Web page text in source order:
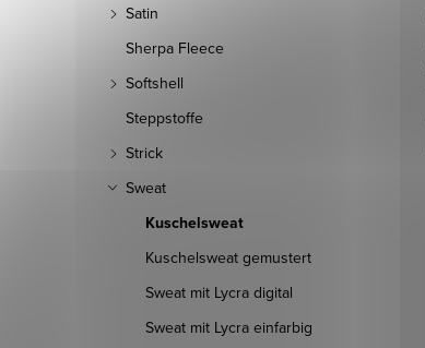
Satin
Sherpa Fleece
Softshell
Steppstoffe
Strick
Sweat
Kuschelsweat
Kuschelsweat gemustert
Sweat mit Lycra digital
Sweat mit Lycra einfarbig